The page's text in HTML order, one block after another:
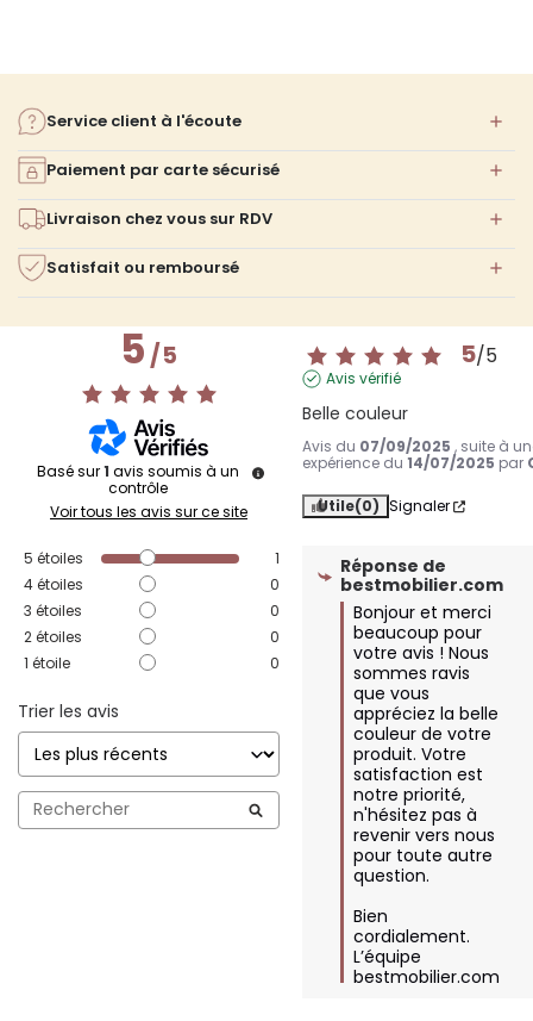
Service client à l'écoute
Paiement par carte sécurisé
Livraison chez vous sur RDV
Satisfait ou remboursé
5/5
Basé sur1 avis soumis à un
contrôle
Voir tous les avis sur ce site
5 étoiles
1
4étoiles
0
3 étoiles
0
2étoiles
0
1 étoile 0
Trier les avis
5/5
Avis vérifié
Belle couleur
Avis du 07/09/2025 , suite à
expérience du14/07/2025 par
Utile(0) Signaler
Réponse de
bestmobilier.com
Bonjour et merci
beaucoup pour
votre avis ! Nous
sommes ravis
que vous
appréciez la belle
couleur de votre
produit. Votre
satisfaction est
notre priorité,
n'hésitez pas à
revenir vers nous
pour toute autre
question.
Bien
cordialement.
L’équipe
bestmobilier.com